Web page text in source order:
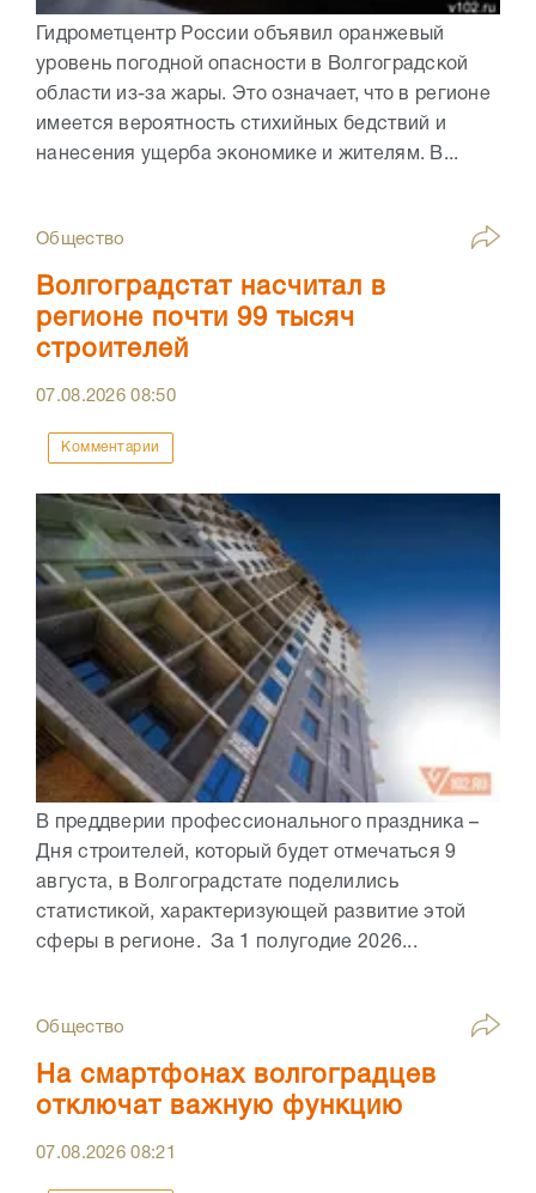
Гидрометцентр России объявил оранжевый
уровень погодной опасности в Волгоградской
области из-за жары. Это означает, что в регионе
имеется вероятность стихийных бедствий и
нанесения ущерба экономике и жителям. В...
Общество
Волгоградстат насчитал в
регионе почти 99 тысяч
строителей
07.08.202608:50
Комментарии
В преддверии профессионального праздника –
Дня строителей, который будет отмечаться 9
августа, в Волгоградстате поделились
статистикой, характеризующей развитие этой
сферы в регионе. За 1 полугодие 2026...
Общество
На смартфонах волгоградцев
отключат важную функцию
07.08.202608:21